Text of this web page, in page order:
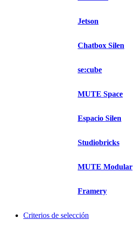
Jetson
Chatbox Silen
se:cube
MUTE Space
Espacio Silen
Studiobricks
MUTE Modular
Framery
Criterios de selección